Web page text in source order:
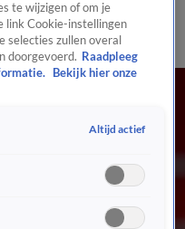
ShopUitzending
te wijzigen of om je
link Cookie-instellingen
selecties zullen overal
doorgevoerd. Raadpleeg
Bekijk hier onze
Altijd actief